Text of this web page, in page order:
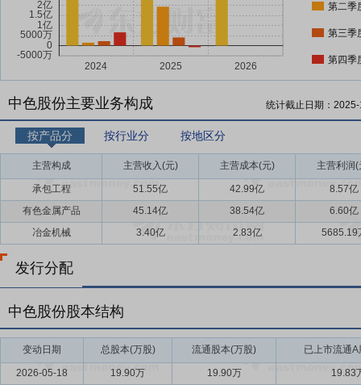
第二季
第三季
第四季
中色股份主要业务构成 统计截止日期：
按产品分 按行业分 按地区分
主营构成 主营收入(元) 主营成本(元) 主营利润(
承包工程 51.55亿 42.99亿
8.57亿
有色金属产品
45.14亿 38.54亿
6.60亿
冶金机械
3.40亿 2.83亿 5685.19
发行分配
中色股份股本结构
变动日期 总股本(万股) 流通股本(万股) 已上市流通A
2026-05-18 19.90万 19.90万
19.83